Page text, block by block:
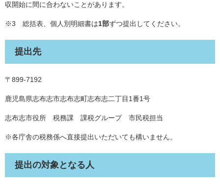
収開始に間に合わないことがあります。
※3 総括表、個人別明細書は1部ずつ提出してください。
提出先
〒899-7192
鹿児島県志布志市志布志町志布志二丁目1番1号
志布志市役所 税務課 課税グループ 市民税担当
※各庁舎の税務係へ直接提出いただいても構いません。
提出の対象となる人